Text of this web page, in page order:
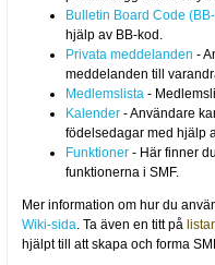
Bulletin Board Code
hjälp av BB-kod.
Privata meddelanden -
meddelanden till
Medlemslista -
Kalender - Användare
födelsedagar med hjälp
Funktioner - Här finner
funktionerna i SMF.
Mer information om hur du
Wiki-sida. Ta även en titt på
hjälpt till att skapa och forma